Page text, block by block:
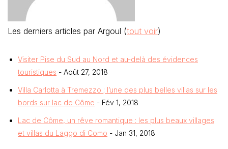
Les derniers articles par Argoul (tout voir)
Visiter Pise du Sud au Nord et au-delà des évidences
touristiques - Août 27, 2018
Villa Carlotta à Tremezzo ; l’une des plus belles villas sur les
bords sur lac de Côme - Fév 1, 2018
Lac de Côme, un rêve romantique : les plus beaux villages
et villas du Laggo di Como - Jan 31, 2018